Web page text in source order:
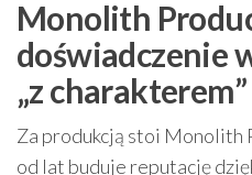
Monolith
doświadczenie
„z charakterem”
Za produkcją stoi Monolith
od lat buduje reputację